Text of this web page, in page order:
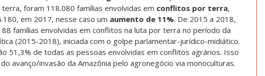
foram 118.080 famílias envolvidas em conflitos por terra,
em 2017, nesse caso um aumento de 11%. De 2015 a 2018,
famílias envolvidas em conflitos na luta por terra no período da
(2015-2018), iniciada com o golpe parlamentar-jurídico-midiático.
51,3% de todas as pessoas envolvidas em conflitos agrários. Isso
avanço/invasão da Amazônia pelo agronegócio via monoculturas.